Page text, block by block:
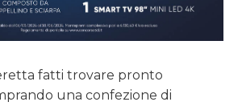
fatti trovare pronto
una confezione di